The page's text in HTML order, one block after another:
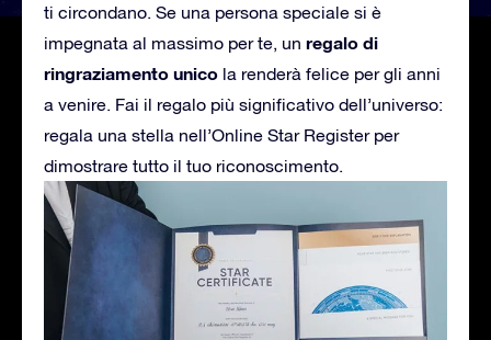
ti circondano. Se una persona speciale si è
impegnata al massimo per te, un regalo di
ringraziamento unico la renderà felice per gli anni
a venire. Fai il regalo più significativo dell’universo:
regala una stella nell’Online Star Register per
dimostrare tutto il tuo riconoscimento.